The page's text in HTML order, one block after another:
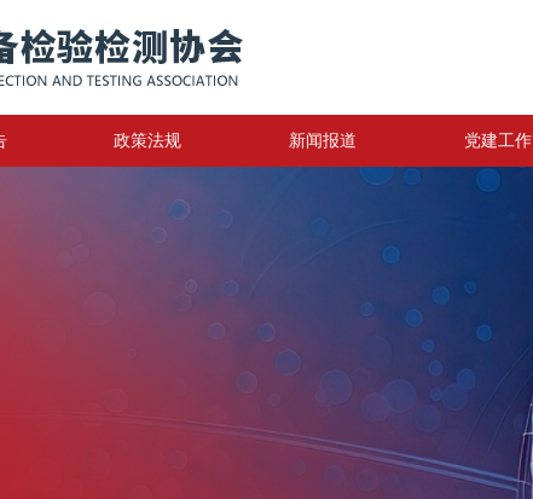
政策法规 新闻报道 党建工作